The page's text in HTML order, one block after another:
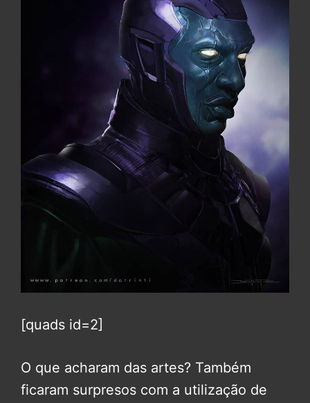
[quads id=2]
O que acharam das artes? Também
ficaram surpresos com a utilização de